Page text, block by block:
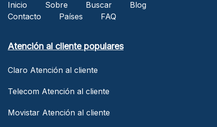
Inicio Sobre Buscar
Blog
Contacto
Países FAQ
Atención al cliente populares
Claro Atención al cliente
Telecom Atención al cliente
Movistar Atención al cliente